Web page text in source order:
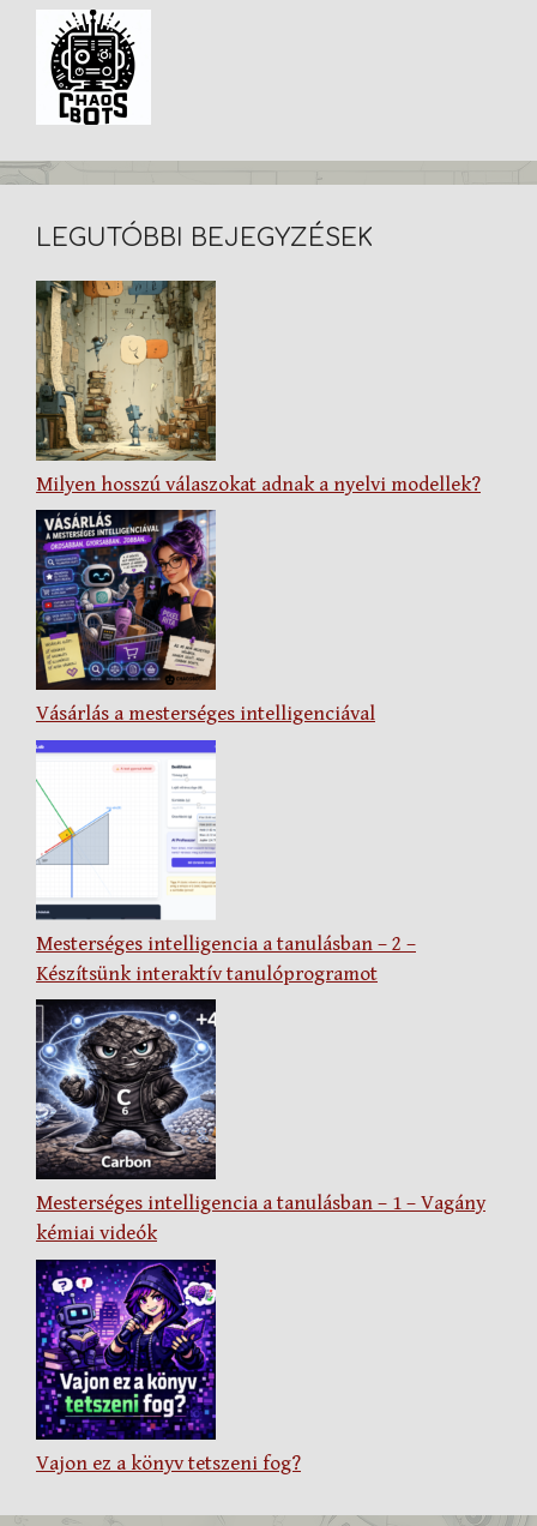
LEGUTÓBBI BEJEGYZÉSEK
Milyen hosszú válaszokat adnak a nyelvi modellek?
Vásárlás a mesterséges intelligenciával
Mesterséges intelligencia a tanulásban – 2 –
Készítsünk interaktív tanulóprogramot
Mesterséges intelligencia a tanulásban – 1 – Vagány
kémiai videók
Vajon ez a könyv tetszeni fog?